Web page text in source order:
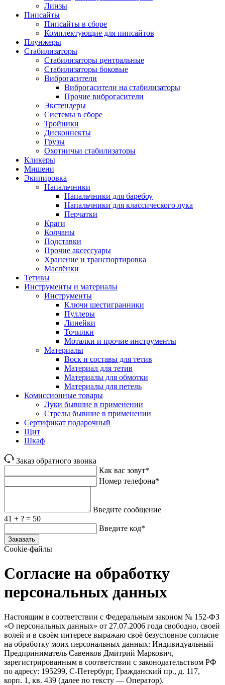
Линзы
Пипсайты
Пипсайты в сборе
Комплектующие для пипсайтов
Плунжеры
Стабилизаторы
Стабилизаторы центральные
Стабилизаторы боковые
Виброгасители
Виброгасители на стабилизаторы
Прочие виброгасители
Экстендеры
Системы в сборе
Тройники
Дисконнекты
Грузы
Охотничьи стабилизаторы
Кликеры
Мишени
Экипировка
Напальчники
Напальчники для баребоу
Напальчники для классического лука
Перчатки
Краги
Колчаны
Подставки
Прочие аксессуары
Хранение и транспортировка
Маслёнки
Тетивы
Инструменты и материалы
Инструменты
Ключи шестигранники
Пуллеры
Линейки
Точилки
Моталки и прочие инструменты
Материалы
Воск и составы для тетив
Материал для тетив
Материалы для обмотки
Материалы для петель
Комиссионные товары
Луки бывшие в применении
Стрелы бывшие в применении
Сертификат подарочный
Щит
Шкаф
Заказ обратного звонка
Как вас зовут*
Номер телефона*
Введите сообщение
41 + ? = 50
Введите код*
Заказать
Cookie-файлы
Согласие на обработку
персональных данных
Настоящим в соответствии с Федеральным законом № 152‑ФЗ
«О персональных данных» от 27.07.2006 года свободно, своей
волей и в своём интересе выражаю своё безусловное согласие
на обработку моих персональных данных: Индивидуальный
Предприниматель Савенков Дмитрий Маркович,
зарегистрированным в соответствии с законодательством РФ
по адресу: 195299, С‑Петербург, Гражданский пр., д. 117,
корп. 1, кв. 439 (далее по тексту — Оператор).